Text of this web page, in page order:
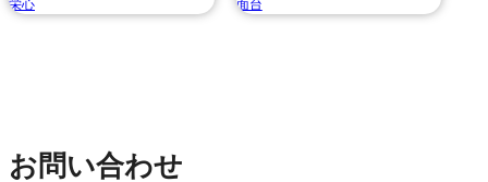
栄心
面台
お問い合わせ